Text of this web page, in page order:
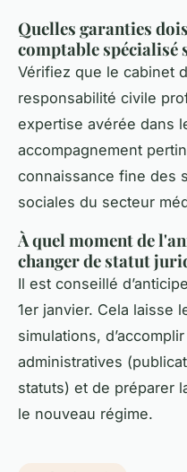
Quelles garanties
comptable spécialisé
Vérifiez que le cabinet
responsabilité civile
expertise avérée dans
accompagnement
connaissance fine des
sociales du secteur
À quel moment de
changer de statut
Il est conseillé
1er janvier. Cela laisse
simulations,
administratives
statuts) et de préparer
le nouveau régime.